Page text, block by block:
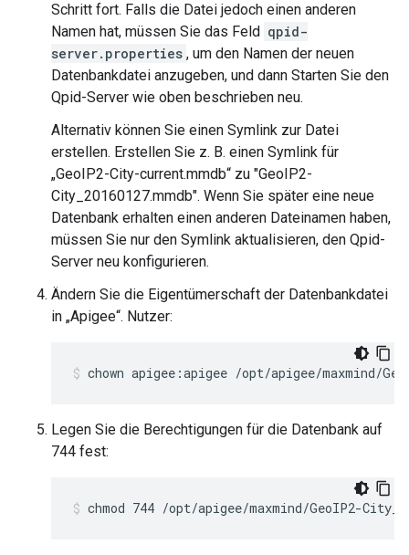
Schritt fort. Falls die Datei jedoch einen anderen
Namen hat, müssen Sie das Feld qpid-
server.properties , um den Namen der neuen
Datenbankdatei anzugeben, und dann Starten Sie den
Qpid-Server wie oben beschrieben neu.
Alternativ können Sie einen Symlink zur Datei
erstellen. Erstellen Sie z. B. einen Symlink für
„GeoIP2-City-current.mmdb“ zu "GeoIP2-
City_20160127.mmdb". Wenn Sie später eine neue
Datenbank erhalten einen anderen Dateinamen haben,
müssen Sie nur den Symlink aktualisieren, den Qpid-
Server neu konfigurieren.
Ändern Sie die Eigentümerschaft der Datenbankdatei
in „Apigee“. Nutzer:
chown apigee:apigee /opt/apigee/maxmind/
Legen Sie die Berechtigungen für die Datenbank auf
744 fest:
chmod 744 /opt/apigee/maxmind/GeoIP2-